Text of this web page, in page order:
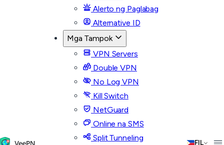
Alerto ng Paglabag
Alternative ID
Mga Tampok
VPN Servers
Double VPN
No Log VPN
Kill Switch
NetGuard
Online na SMS
Split Tunneling
FIL